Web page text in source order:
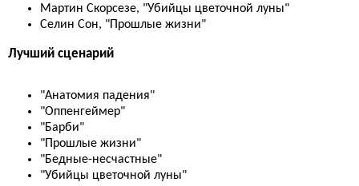
Мартин Скорсезе, "Убийцы цветочной луны"
Селин Сон, "Прошлые жизни"
Лучший сценарий
"Анатомия падения"
"Оппенгеймер"
"Барби"
"Прошлые жизни"
"Бедные-несчастные"
"Убийцы цветочной луны"